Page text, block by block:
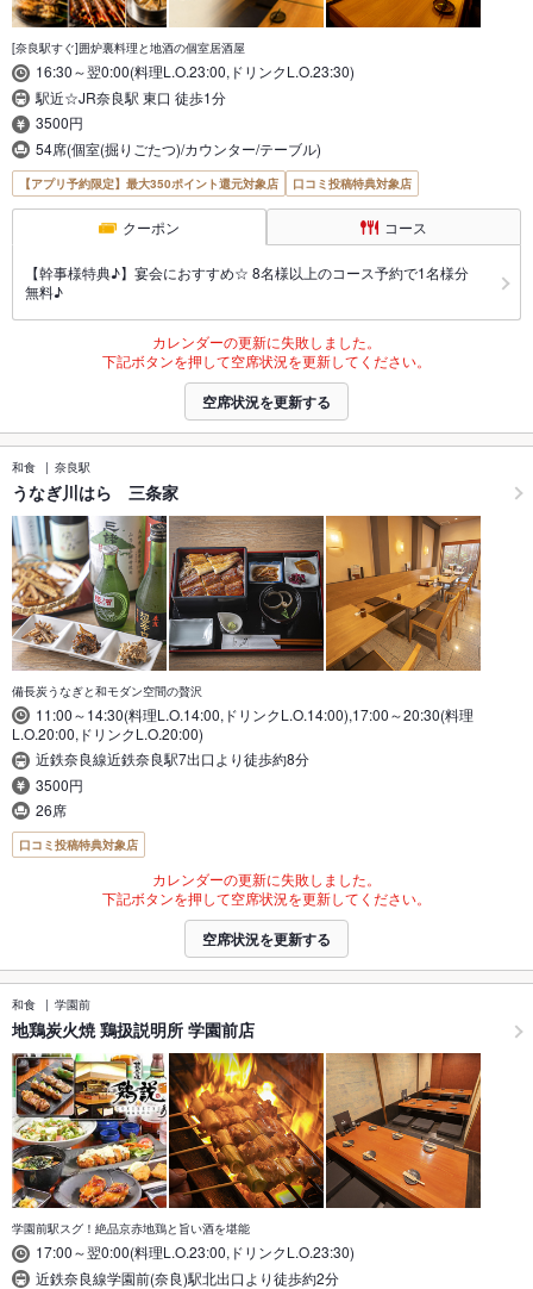
[奈良駅すぐ]囲炉裏料理と地酒の個室居酒屋
16:30～翌0:00(料理L.O.23:00,ドリンクL.O.23:30)
駅近☆JR奈良駅 東口 徒歩1分
3500円
54席(個室(掘りごたつ)/カウンター/テーブル)
【アプリ予約限定】最大350ポイント還元対象店 口コミ投稿特典対象店
クーポン コース
【幹事様特典♪】宴会におすすめ☆ 8名様以上のコース予約で1名様分
無料♪
カレンダーの更新に失敗しました。
下記ボタンを押して空席状況を更新してください。
空席状況を更新する
和食 奈良駅
うなぎ川はら 三条家
備長炭うなぎと和モダン空間の贅沢
11:00～14:30(料理L.O.14:00,ドリンクL.O.14:00),17:00～20:30(料理
L.O.20:00,ドリンクL.O.20:00)
近鉄奈良線近鉄奈良駅7出口より徒歩約8分
3500円
26席
口コミ投稿特典対象店
カレンダーの更新に失敗しました。
下記ボタンを押して空席状況を更新してください。
空席状況を更新する
和食 学園前
地鶏炭火焼 鶏扱説明所 学園前店
学園前駅スグ！絶品京赤地鶏と旨い酒を堪能
17:00～翌0:00(料理L.O.23:00,ドリンクL.O.23:30)
近鉄奈良線学園前(奈良)駅北出口より徒歩約2分